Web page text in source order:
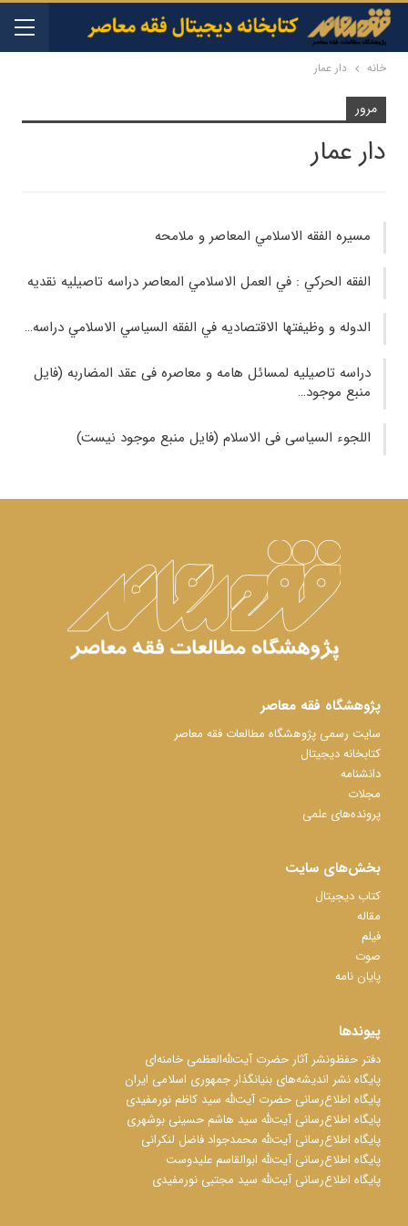
خانه دار عمار
مرور
دار عمار
مسيره الفقه‌ الاسلامي‌ المعا‌صر و ملامحه‌
الفقه الحركي : في العمل الاسلامي المعاصر دراسه تاصيليه نقديه
الدوله‌ و وظيفتها‌ الاقتصا‌ديه‌ في‌ الفقه‌ السيا‌سي‌ الاسلامي‌ دراسه…
دراسه تاصیلیه لمسائل هامه و معاصره فی عقد المضاربه (فایل
منبع موجود…
اللجوء السیاسی فی الاسلام (فایل منبع موجود نیست)
پژوهشگاه فقه معاصر
سایت رسمی پژوهشگاه مطالعات فقه معاصر
کتابخانه دیجیتال
دانشنامه
مجلات
پرونده‌های علمی
بخش‌های سایت
کتاب دیجیتال
مقاله
فیلم
صوت
پایان نامه
پیوندها
دفتر حفظ‌‌‌ونشر آثار حضرت آیت‌ﷲ‌العظمی خامنه‌ای
پایگاه نشر اندیشه‌های بنیانگذار جمهوری اسلامی ایران
پایگاه اطلاع‌رسانی حضرت آیت‌ﷲ سید کاظم نورمفیدی
پایگاه اطلاع‌رسانی آیت‌ﷲ سید هاشم حسینی بوشهری
پایگاه اطلاع‌رسانی آیت‌ﷲ محمدجواد فاضل لنکرانی
پایگاه اطلاع‌رسانی آیت‌ﷲ ابوالقاسم علیدوست
پایگاه اطلاع‌رسانی آیت‌ﷲ سید مجتبی نورمفیدی